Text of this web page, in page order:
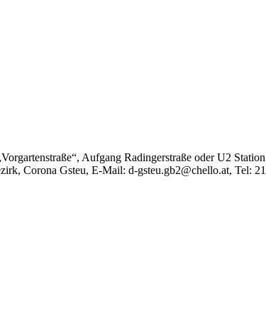
Aufgang Radingerstraße oder U2
Corona Gsteu, E-Mail: d-gsteu.gb2@chello.at, Tel: